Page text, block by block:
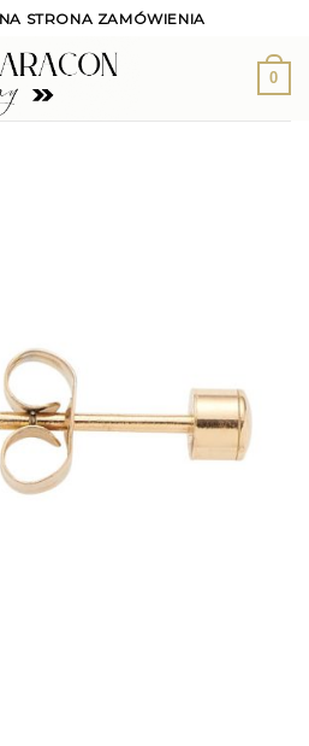
STRONA ZAMÓWIENIA
0